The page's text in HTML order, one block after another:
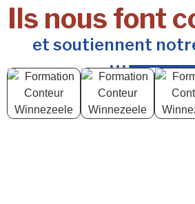
Ils nous font
et soutiennent